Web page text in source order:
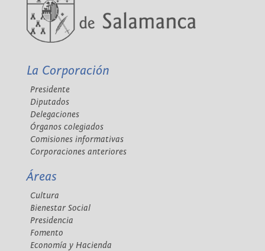
La Corporación
Presidente
Diputados
Delegaciones
Órganos colegiados
Comisiones informativas
Corporaciones anteriores
Áreas
Cultura
Bienestar Social
Presidencia
Fomento
Economía y Hacienda